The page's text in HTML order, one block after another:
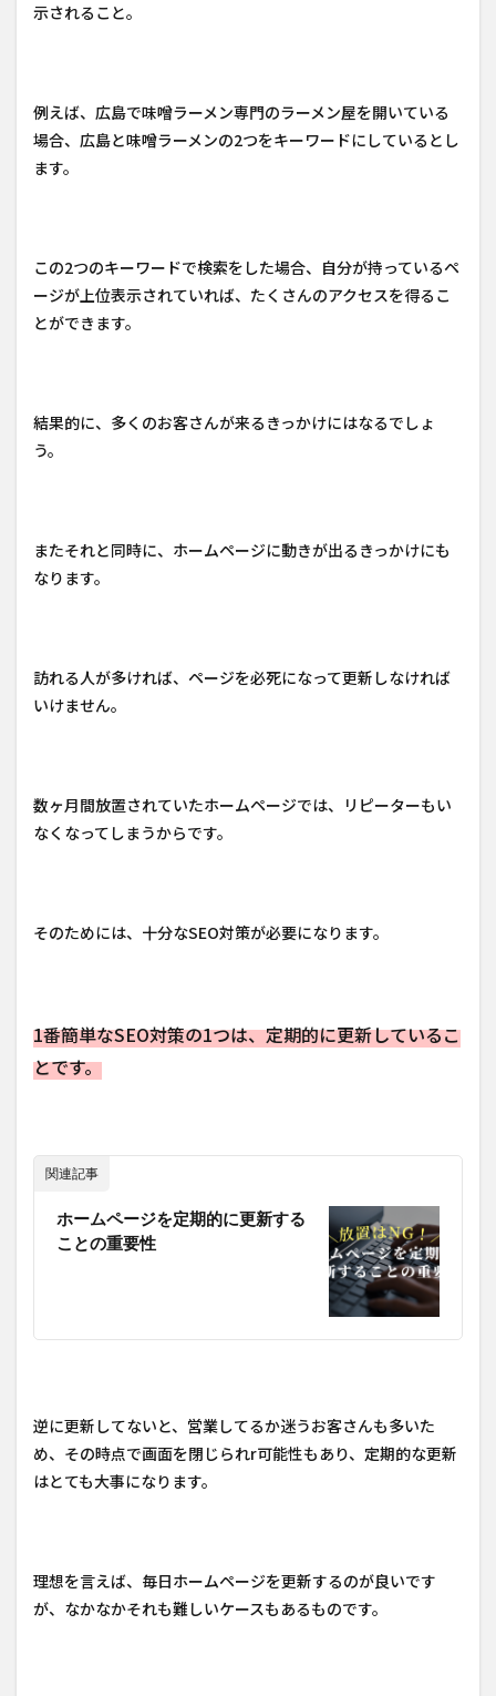
示されること。
例えば、広島で味噌ラーメン専門のラーメン屋を開いている
場合、広島と味噌ラーメンの2つをキーワードにしているとし
ます。
この2つのキーワードで検索をした場合、自分が持っているペ
ージが上位表示されていれば、たくさんのアクセスを得るこ
とができます。
結果的に、多くのお客さんが来るきっかけにはなるでしょ
う。
またそれと同時に、ホームページに動きが出るきっかけにも
なります。
訪れる人が多ければ、ページを必死になって更新しなければ
いけません。
数ヶ月間放置されていたホームページでは、リピーターもい
なくなってしまうからです。
そのためには、十分なSEO対策が必要になります。
1番簡単なSEO対策の1つは、定期的に更新しているこ
とです。
関連記事
ホームページを定期的に更新する
ことの重要性
逆に更新してないと、営業してるか迷うお客さんも多いた
め、その時点で画面を閉じられr可能性もあり、定期的な更新
はとても大事になります。
理想を言えば、毎日ホームページを更新するのが良いです
が、なかなかそれも難しいケースもあるものです。